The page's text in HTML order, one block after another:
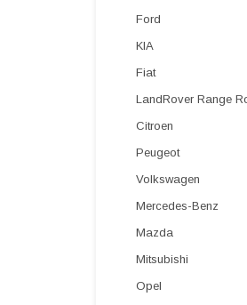
Ford
KIA
Fiat
LandRover Range
Citroen
Peugeot
Volkswagen
Mercedes-Benz
Mazda
Mitsubishi
Opel